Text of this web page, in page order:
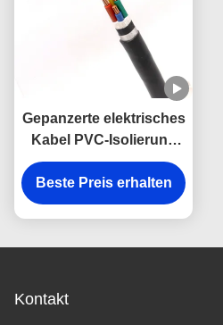
Gepanzerte elektrisches
Kabel PVC-Isolierung
des Schwarz-70mm
VV22 YJV22
Beste Preis erhalten
Kontakt